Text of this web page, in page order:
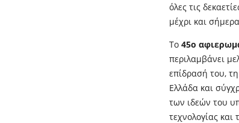
όλες τις
μέχρι και
Το 45ο
περιλαμβάνει
επίδρασή του,
Ελλάδα και
των ιδεών του
τεχνολογίας και